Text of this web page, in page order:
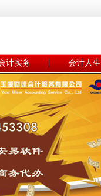
计实务 会计人生